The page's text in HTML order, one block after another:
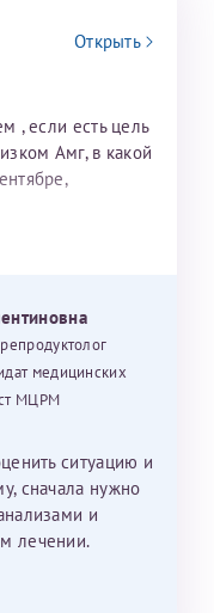
Открыть
, если есть цель
Амг, в какой
медицинских
МЦРМ
ситуацию и
сначала нужно
и
лечении.